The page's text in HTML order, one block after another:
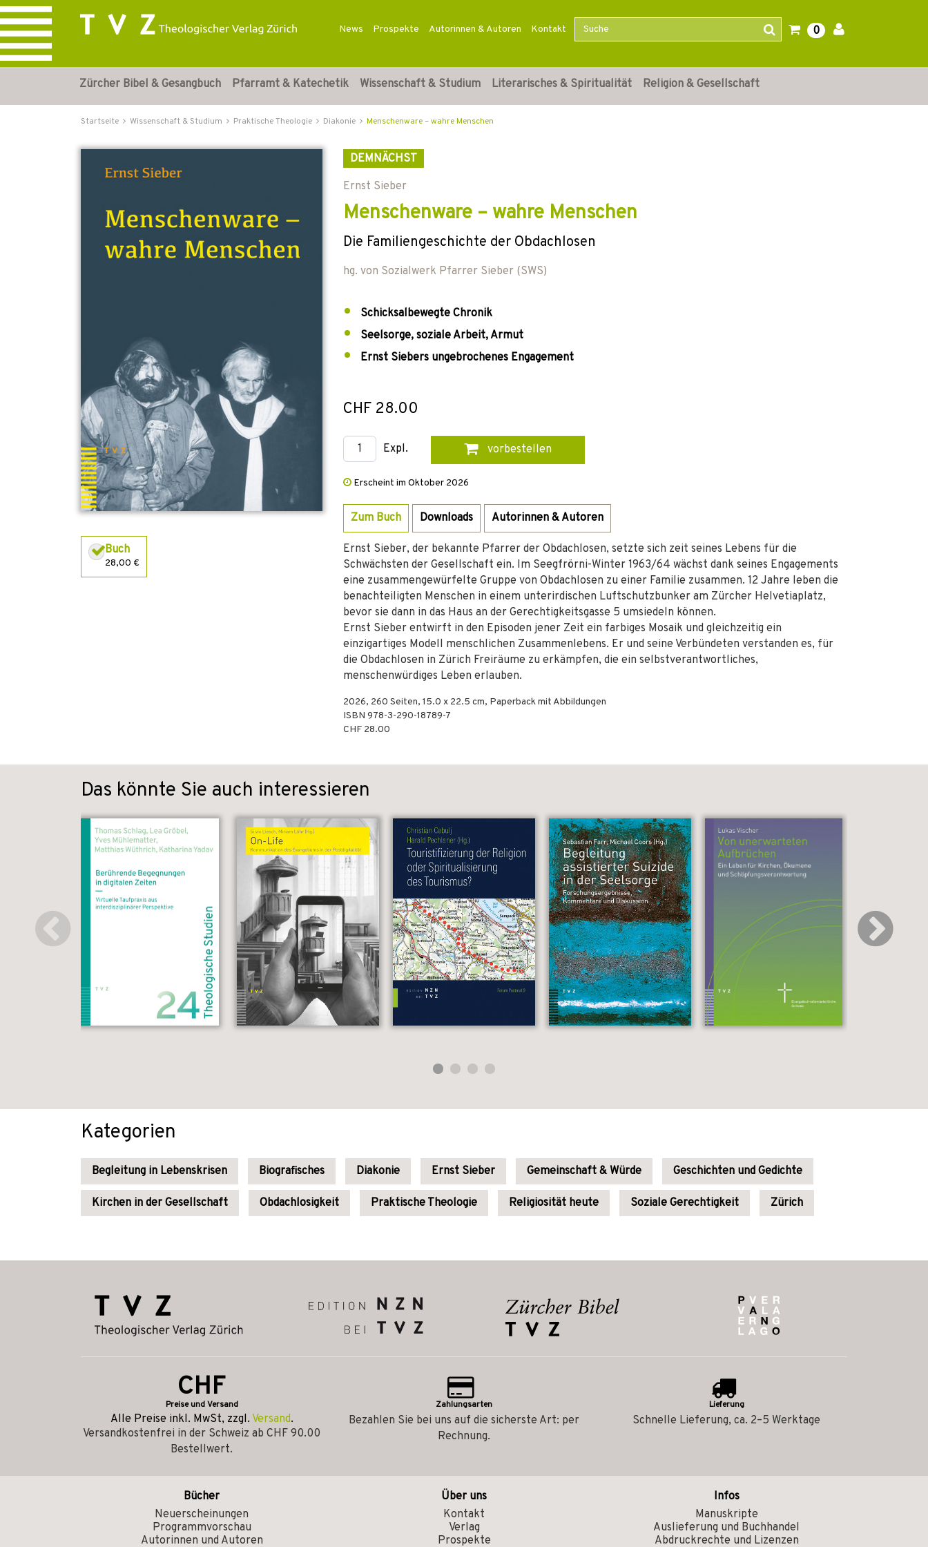
News Prospekte Autorinnen & Autoren Kontakt 0
Zürcher Bibel & Gesangbuch Pfarramt & Katechetik Wissenschaft & Studium Literarisches & Spiritualität Religion & Gesellschaft
Startseite Wissenschaft & Studium Praktische Theologie Diakonie Menschenware – wahre Menschen
Buch
28,00 €
DEMNÄCHST
Ernst Sieber
Menschenware – wahre Menschen
Die Familiengeschichte der Obdachlosen
hg. von Sozialwerk Pfarrer Sieber (SWS)
Schicksalbewegte Chronik
Seelsorge, soziale Arbeit, Armut
Ernst Siebers ungebrochenes Engagement
CHF 28.00
Expl. vorbestellen
Erscheint im Oktober 2026
Zum Buch Downloads Autorinnen & Autoren
Ernst Sieber, der bekannte Pfarrer der Obdachlosen, setzte sich zeit seines Lebens für die
Schwächsten der Gesellschaft ein. Im Seegfrörni-Winter 1963/64 wächst dank seines Engagements
eine zusammengewürfelte Gruppe von Obdachlosen zu einer Familie zusammen. 12 Jahre leben die
benachteiligten Menschen in einem unterirdischen Luftschutzbunker am Zürcher Helvetiaplatz,
bevor sie dann in das Haus an der Gerechtigkeitsgasse 5 umsiedeln können.
Ernst Sieber entwirft in den Episoden jener Zeit ein farbiges Mosaik und gleichzeitig ein
einzigartiges Modell menschlichen Zusammenlebens. Er und seine Verbündeten verstanden es, für
die Obdachlosen in Zürich Freiräume zu erkämpfen, die ein selbstverantwortliches,
menschenwürdiges Leben erlauben.
2026, 260 Seiten, 15.0 x 22.5 cm, Paperback mit Abbildungen
ISBN 978-3-290-18789-7
CHF 28.00
Das könnte Sie auch interessieren
Kategorien
Begleitung in Lebenskrisen Biografisches Diakonie Ernst Sieber Gemeinschaft & Würde Geschichten und Gedichte
Kirchen in der Gesellschaft Obdachlosigkeit Praktische Theologie Religiosität heute Soziale Gerechtigkeit Zürich
CHF
Preise und Versand
Alle Preise inkl. MwSt, zzgl. Versand.
Versandkostenfrei in der Schweiz ab CHF 90.00
Bestellwert.
Zahlungsarten
Bezahlen Sie bei uns auf die sicherste Art: per
Rechnung.
Lieferung
Schnelle Lieferung, ca. 2–5 Werktage
Bücher
Neuerscheinungen
Programmvorschau
Autorinnen und Autoren
Über uns
Kontakt
Verlag
Prospekte
Infos
Manuskripte
Auslieferung und Buchhandel
Abdruckrechte und Lizenzen